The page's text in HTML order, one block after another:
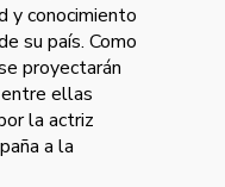
y conocimiento
su país. Como
proyectarán
ellas
la actriz
a la